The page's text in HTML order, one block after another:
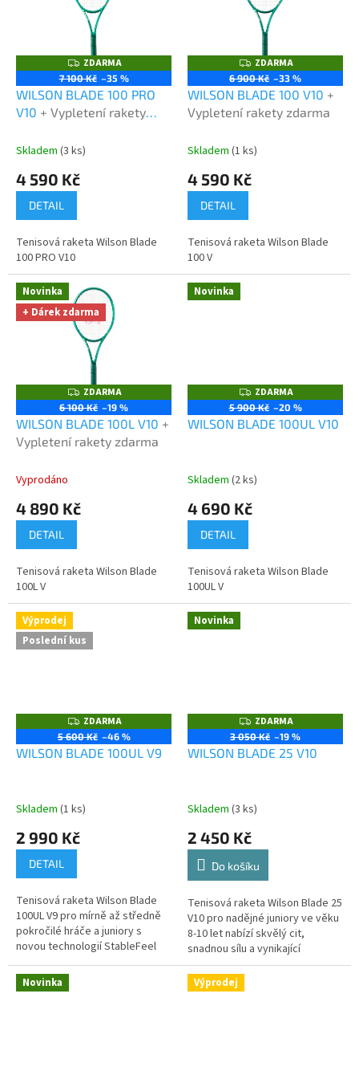
Z
D
A
R
M
A
ZDARMA
7 100 Kč –35 %
WILSON BLADE 100 PRO
V10 + Vypletení rakety
Skladem (3 ks)
4 590 Kč
DETAIL
Tenisová raketa Wilson Blade
100 PRO V10
Z
D
A
R
M
A
ZDARMA
6 900 Kč –33 %
WILSON BLADE 100 V10 +
Vypletení rakety zdarma
Skladem (1 ks)
4 590 Kč
DETAIL
Tenisová raketa Wilson Blade
100 V
Novinka
+ Dárek zdarma
Z
D
A
R
M
A
ZDARMA
6 100 Kč –19 %
WILSON BLADE 100L V10 +
Vypletení rakety zdarma
Vyprodáno
4 890 Kč
DETAIL
Tenisová raketa Wilson Blade
100L V
Novinka
Z
D
A
R
ZDARMA
5 900 Kč –20 %
WILSON BLADE 100UL V10
Skladem (2 ks)
4 690 Kč
DETAIL
Tenisová raketa Wilson Blade
100UL V
Výprodej
Poslední kus
Z
D
A
R
ZDARMA
5 600 Kč –46 %
WILSON BLADE 100UL V9
Skladem (1 ks)
2 990 Kč
DETAIL
Tenisová raketa Wilson Blade
100UL V9 pro mírně až středně
pokročilé hráče a juniory s
novou technologií StableFeel
pro lepší stabilitu a propojení s
míčkem.
Novinka
Z
D
A
R
ZDARMA
3 050 Kč –19 %
WILSON BLADE 25 V10
Skladem (3 ks)
2 450 Kč
Do košíku
Tenisová raketa Wilson Blade 25
V10 pro nadějné juniory ve věku
8-10 let nabízí skvělý cit,
snadnou sílu a vynikající
ovladatelnost.
Novinka Výprodej